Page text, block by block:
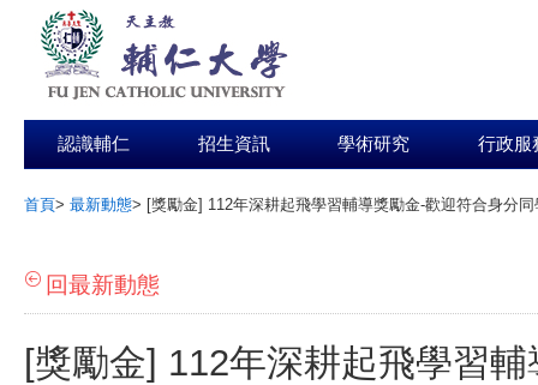
認識輔仁 招生資訊 學術研究 行政服
首頁> 最新動態> [獎勵金] 112年深耕起飛學習輔導獎勵金-歡迎符合身分
回最新動態
[獎勵金] 112年深耕起飛學習